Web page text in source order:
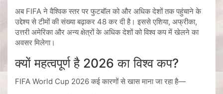
अब FIFA ने वैश्विक स्तर पर फुटबॉल को और अधिक देशों तक पहुंचाने के
उद्देश्य से टीमों की संख्या बढ़ाकर 48 कर दी है। इससे एशिया, अफ्रीका,
उत्तरी अमेरिका और अन्य क्षेत्रों के अधिक देशों को विश्व कप में खेलने का
अवसर मिलेगा।
क्यों महत्वपूर्ण है 2026 का विश्व कप?
FIFA World Cup 2026 कई कारणों से खास माना जा रहा है—